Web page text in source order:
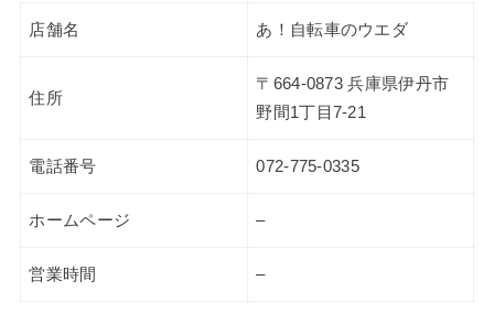
店舗名 あ！自転車のウエダ
住所
〒664-0873 兵庫県伊丹市
野間1丁目7-21
電話番号 072-775-0335
ホームページ –
営業時間 –